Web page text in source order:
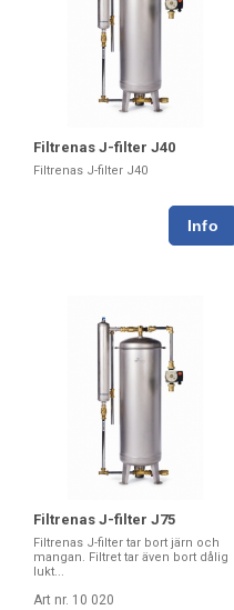
Filtrenas J-filter J40
Filtrenas J-filter J40
Filtrenas J-filter J75
Filtrenas J-filter tar bort järn och
mangan. Filtret tar även bort dålig
lukt...
Art nr. 10 020